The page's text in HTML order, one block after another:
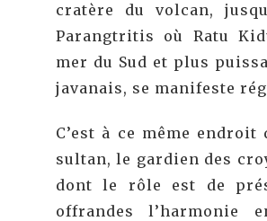
cratère du volcan,
Parangtritis où Ratu
mer du Sud et plus
javanais, se manifeste
C’est à ce même endroit
sultan, le gardien des
dont le rôle est de
offrandes l’harmonie